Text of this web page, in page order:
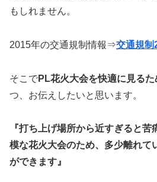
もしれません。
2015年の交通規制情報⇒交通規制
そこでPL花火大会を快適に見る
つ、お伝えしたいと思います。
『打ち上げ場所から近すぎると
模な花火大会のため、多少離れて
ができます』